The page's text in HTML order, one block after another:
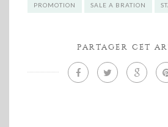
PROMOTION SALE A BRATION
PARTAGER CET